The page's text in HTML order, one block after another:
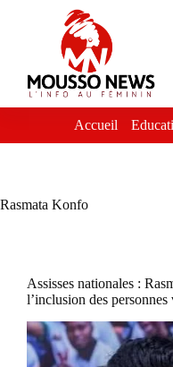
Accueil
Rasmata Konfo
Assisses nationales :
l’inclusion des